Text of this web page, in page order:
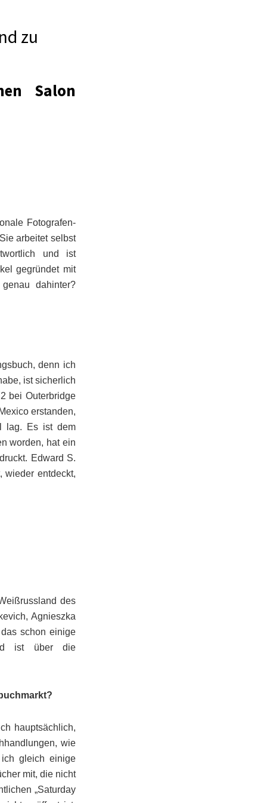
zu
Salon
Fotografen-
arbeitet selbst
und ist
gegründet mit
dahinter?
denn ich
ist sicherlich
bei Outerbridge
erstanden,
lag. Es ist dem
worden, hat ein
Edward S.
wieder entdeckt,
des
Agnieszka
schon einige
ist über die
hauptsächlich,
wie
gleich einige
mit, die nicht
„Saturday